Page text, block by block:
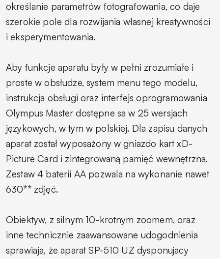
określanie parametrów fotografowania, co daje
szerokie pole dla rozwijania własnej kreatywności
i eksperymentowania.
Aby funkcje aparatu były w pełni zrozumiałe i
proste w obsłudze, system menu tego modelu,
instrukcja obsługi oraz interfejs oprogramowania
Olympus Master dostępne są w 25 wersjach
językowych, w tym w polskiej. Dla zapisu danych
aparat został wyposażony w gniazdo kart xD-
Picture Card i zintegrowaną pamięć wewnętrzną.
Zestaw 4 baterii AA pozwala na wykonanie nawet
630** zdjęć.
Obiektyw, z silnym 10-krotnym zoomem, oraz
inne technicznie zaawansowane udogodnienia
sprawiają, że aparat SP-510 UZ dysponujący